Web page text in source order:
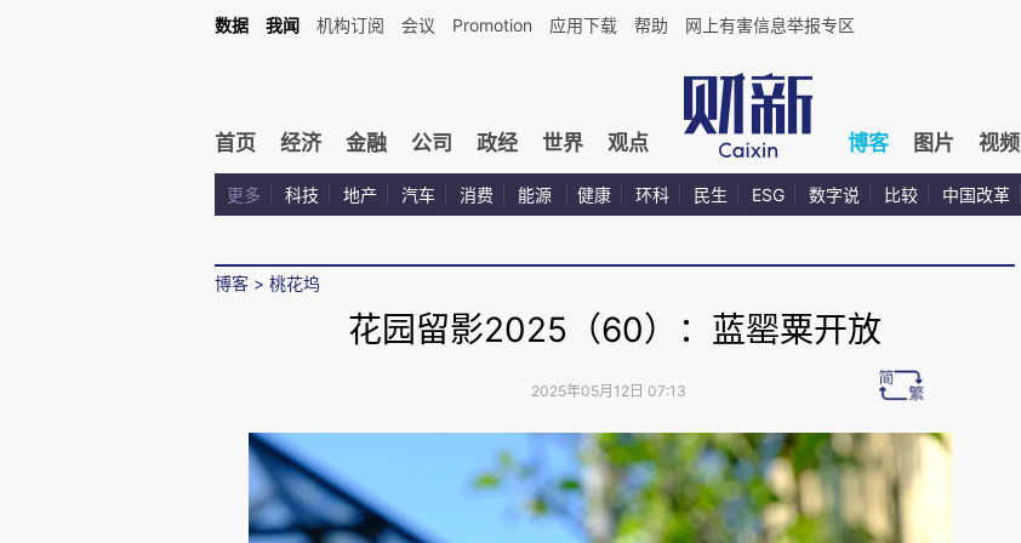
数据 我闻 机构订阅 会议 Promotion 应用下载 帮助 网上有害信息举报专区
首页 经济 金融 公司 政经 世界 观点 博客 图片 视频
更多 科技 地产 汽车 消费 能源 健康 环科 民生 ESG 数字说 比较 中国改革
博客 > 桃花坞
花园留影2025（60）：蓝罂粟开放
2025年05月12日 07:13